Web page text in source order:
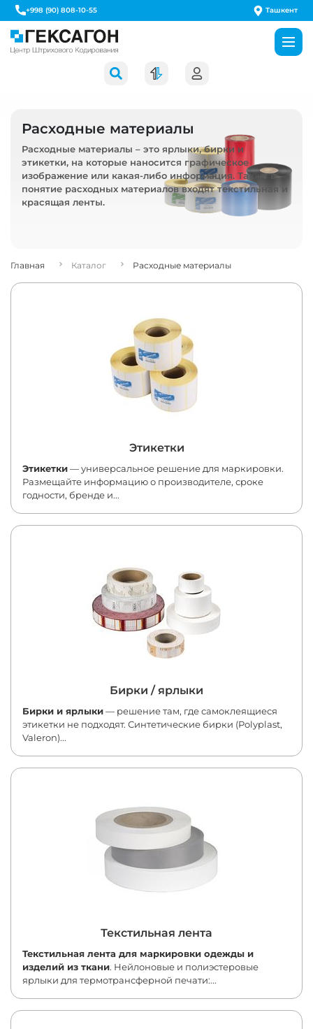
+998 (90) 808-10-55 Ташкент
Расходные материалы
Расходные материалы – это ярлыки, бирки и
этикетки, на которые наносится графическое
изображение или какая-либо информация. Также в
понятие расходных материалов входят текстильная и
красящая ленты.
Главная Каталог Расходные материалы
Этикетки
Этикетки— универсальное решение для маркировки.
Размещайте информацию о производителе, сроке
годности, бренде и...
Бирки / ярлыки
Бирки и ярлыки— решение там, где самоклеящиеся
этикетки не подходят. Синтетические бирки (Polyplast,
Valeron)...
Текстильная лента
Текстильная лента для маркировки одежды и
изделий из ткани. Нейлоновые и полиэстеровые
ярлыки для термотрансферной печати:...